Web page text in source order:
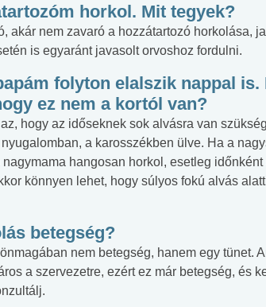
horkol. Mit tegyek?
akár nem zavaró a hozzátartozó horkolása,
is egyaránt javasolt orvoshoz fordulni.
folyton elalszik nappal
ez nem a kortól van?
hogy az időseknek sok alvásra van
a karosszékben ülve. Ha a
nagymama hangosan horkol, esetleg
könnyen lehet, hogy súlyos fokú alvás
betegség?
nem betegség, hanem egy tünet.
a szervezetre, ezért ez már betegség, és